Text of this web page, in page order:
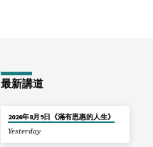
最新講道
2026年8月9日《滿有恩惠的人生》
Yesterday